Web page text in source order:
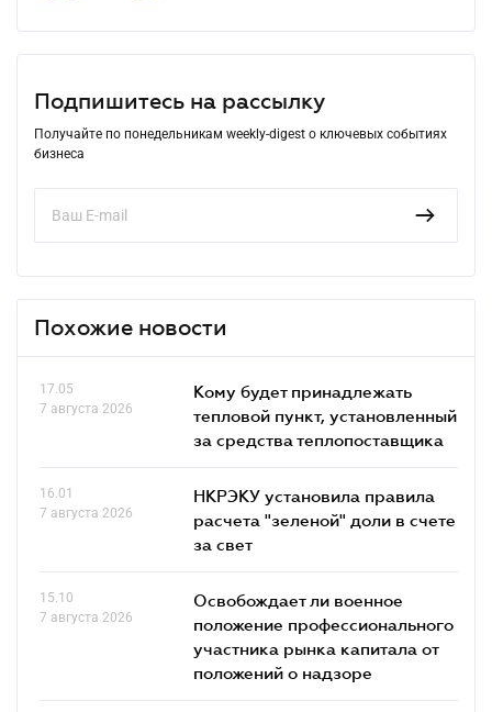
Подпишитесь на рассылку
Получайте по понедельникам weekly-digest о ключевых событиях
бизнеса
Похожие новости
17.05
7 августа 2026
Кому будет принадлежать
тепловой пункт, установленный
за средства теплопоставщика
16.01
7 августа 2026
НКРЭКУ установила правила
расчета "зеленой" доли в счете
за свет
15.10
7 августа 2026
Освобождает ли военное
положение профессионального
участника рынка капитала от
положений о надзоре